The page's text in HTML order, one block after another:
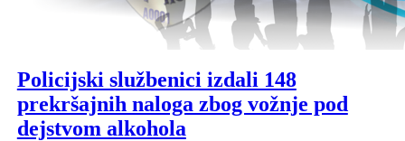
Policijski službenici izdali 148
prekršajnih naloga zbog vožnje pod
dejstvom alkohola